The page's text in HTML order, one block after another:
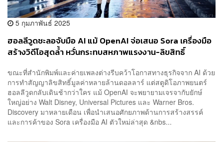
5 กุมภาพันธ์ 2025
ฮอลลีวูดชะลอจับมือ AI แม้ OpenAI จ่อเสนอ Sora เครื่องมือ
สร้างวิดีโอสุดล้ำ หวั่นกระทบสหภาพแรงงาน-ลิขสิทธิ์
ขณะที่สำนักพิมพ์และค่ายเพลงต่างรีบคว้าโอกาสทางธุรกิจจาก AI ด้วย
การทำสัญญาลิขสิทธิ์มูลค่าหลายล้านดอลลาร์ แต่สตูดิโอภาพยนตร์
ฮอลลีวูดกลับเดินช้ากว่าใคร แม้ OpenAI จะพยายามเจรจากับยักษ์
ใหญ่อย่าง Walt Disney, Universal Pictures และ Warner Bros.
Discovery มาหลายเดือน เพื่อนำเสนอศักยภาพด้านการสร้างสรรค์
และการค้าของ Sora เครื่องมือ AI ตัวใหม่ล่าสุด &nbs...